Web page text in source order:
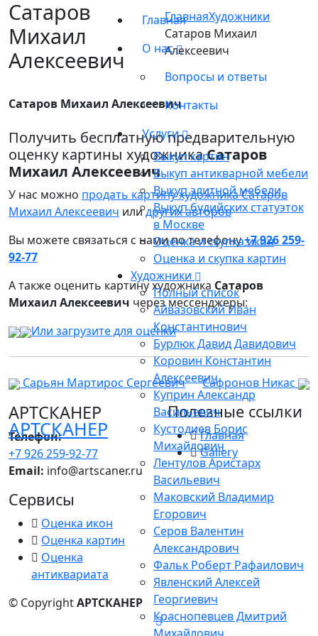
АРТСКАНЕР
Главная
О нас
Вопросы и ответы
Контакты
Услуги
Выкуп картин
Выкуп антикварной мебели
Выкуп элитной мебели
Выкуп будийских статуэток
в Москве
Оценка и скупка икон
Оценка и скупка картин
Художники
Полный список
Айвазовский Иван
Константинович
Бурлюк Давид Давидович
Коровин Константин
Алексеевич
Куприн Александр
Васильевич
Кустодиев Борис
Михайлович
Лентулов Аристарх
Васильевич
Маковский Владимир
Егорович
Серов Валентин
Александрович
Фальк Роберт Рафаилович
Явленский Алексей
Георгиевич
Краснопевцев Дмитрий
Сатаров
Михаил
Алексеевич
ГлавнаяХудожники
Сатаров Михаил
Алексеевич
Сатаров Михаил Алексеевич
Получить бесплатную предварительную
оценку картины художникаСатаров
Михаил Алексеевич
У нас можно продать картину художника Сатаров
Михаил Алексеевич илидругих авторов
Вы можете связаться с нами по телефону+7 926 259-
92-77
А также оценить картину художника Сатаров
Михаил Алексеевич через мессенджеры:
Или загрузите для оценки
Сарьян Мартирос Сергеевич Сафронов Никас
АРТСКАНЕР
Телефон:
+7 926 259-92-77
Email: info@artscaner.ru
Полезные ссылки
Главная
Gallery
Сервисы
Оценка икон
Оценка картин
Оценка
антиквариата
© CopyrightАРТСКАНЕР